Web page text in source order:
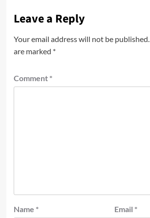
Leave a Reply
Your email address will not be published.
are marked *
Comment *
Name * Email *